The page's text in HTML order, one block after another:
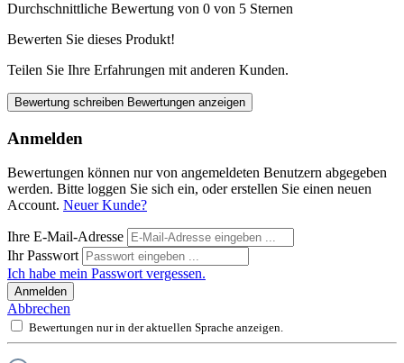
Durchschnittliche Bewertung von 0 von 5 Sternen
Bewerten Sie dieses Produkt!
Teilen Sie Ihre Erfahrungen mit anderen Kunden.
Bewertung schreiben Bewertungen anzeigen
Anmelden
Bewertungen können nur von angemeldeten Benutzern abgegeben
werden. Bitte loggen Sie sich ein, oder erstellen Sie einen neuen
Account. Neuer Kunde?
Ihre E-Mail-Adresse
Ihr Passwort
Ich habe mein Passwort vergessen.
Anmelden
Abbrechen
Bewertungen nur in der aktuellen Sprache anzeigen.